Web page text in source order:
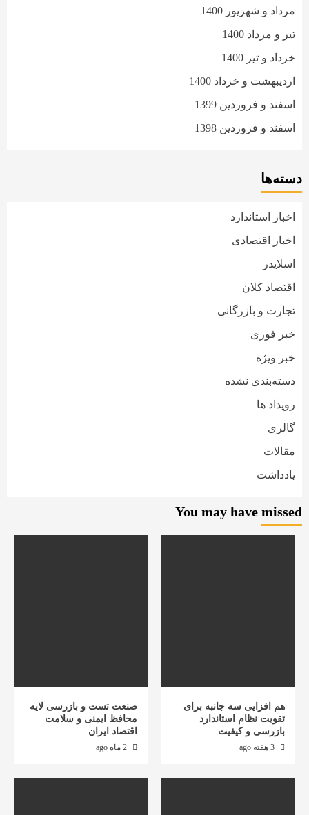
مرداد و شهریور 1400
تیر و مرداد 1400
خرداد و تیر 1400
اردیبهشت و خرداد 1400
اسفند و فروردین 1399
اسفند و فروردین 1398
دسته‌ها
اخبار استاندارد
اخبار اقتصادی
اسلایدر
اقتصاد کلان
تجارت و بازرگانی
خبر فوری
خبر ویژه
دسته‌بندی نشده
رویداد ها
گالری
مقالات
یادداشت
You may have missed
هم افزایی سه جانبه برای
تقویت نظام استاندارد
بازرسی و کیفیت
صنعت تست و بازرسی لایه
محافظ ایمنی و سلامت
اقتصاد ایران